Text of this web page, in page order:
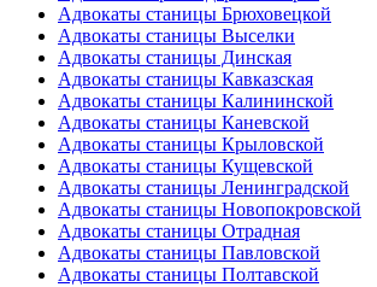
Адвокаты станицы Брюховецкой
Адвокаты станицы Выселки
Адвокаты станицы Динская
Адвокаты станицы Кавказская
Адвокаты станицы Калининской
Адвокаты станицы Каневской
Адвокаты станицы Крыловской
Адвокаты станицы Кущевской
Адвокаты станицы Ленинградской
Адвокаты станицы Новопокровской
Адвокаты станицы Отрадная
Адвокаты станицы Павловской
Адвокаты станицы Полтавской